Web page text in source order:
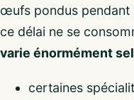
œufs pondus pendant
ce délai ne se
varie énormément
certaines